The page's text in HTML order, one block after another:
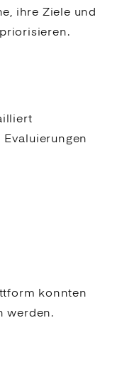
ihre Ziele und
konnten
werden.